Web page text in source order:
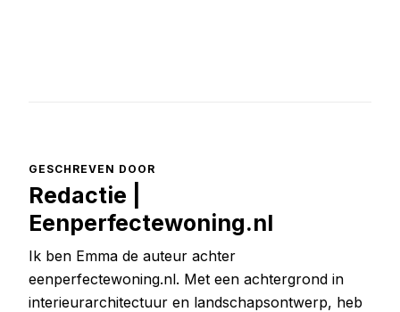
GESCHREVEN DOOR
Redactie |
Eenperfectewoning.nl
Ik ben Emma de auteur achter
eenperfectewoning.nl. Met een achtergrond in
interieurarchitectuur en landschapsontwerp, heb